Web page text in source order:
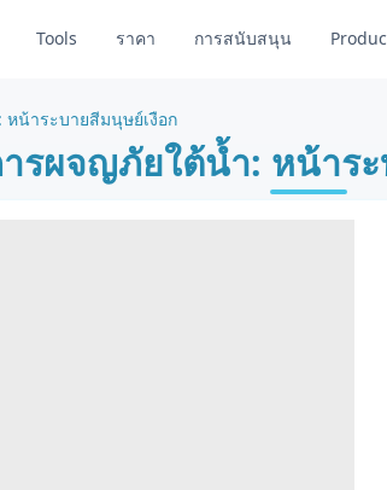
Tools ราคา การสนับสนุน
น้าระบายสีมนุษย์เงือก
รผจญภัยใต้น้ำ: หน้าร